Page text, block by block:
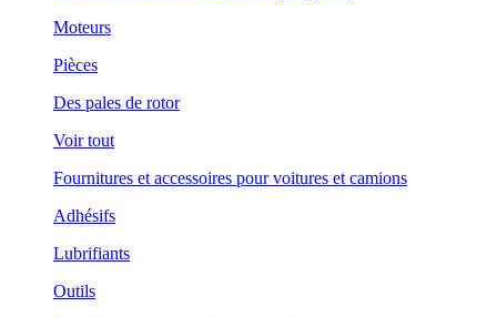
Moteurs
Pièces
Des pales de rotor
Voir tout
Fournitures et accessoires pour voitures et camions
Adhésifs
Lubrifiants
Outils